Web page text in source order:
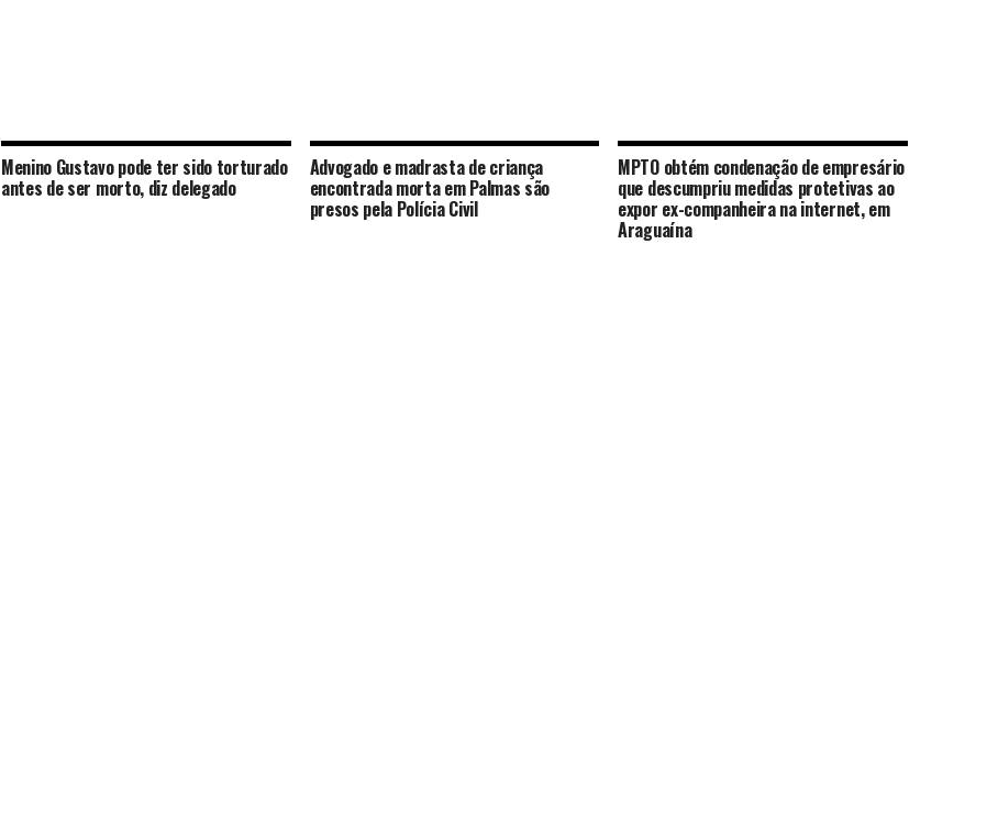
Menino Gustavo pode ter sido torturado
antes de ser morto, diz delegado
Advogado e madrasta de criança
encontrada morta em Palmas são
presos pela Polícia Civil
MPTO obtém condenação de empresário
que descumpriu medidas protetivas ao
expor ex-companheira na internet, em
Araguaína